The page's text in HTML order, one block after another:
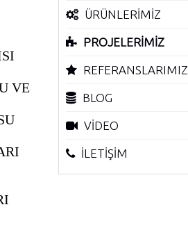
VE
ÜRÜNLERİMİZ
PROJELERİMİZ
REFERANSLARIMIZ
BLOG
VİDEO
İLETİŞİM